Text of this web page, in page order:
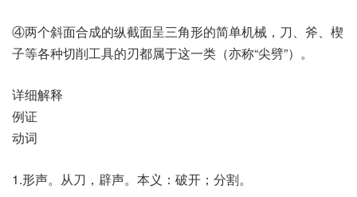
④两个斜面合成的纵截面呈三角形的简单机械，刀、斧、楔
子等各种切削工具的刃都属于这一类（亦称“尖劈”）。
详细解释
例证
动词
1.形声。从刀，辟声。本义：破开；分割。